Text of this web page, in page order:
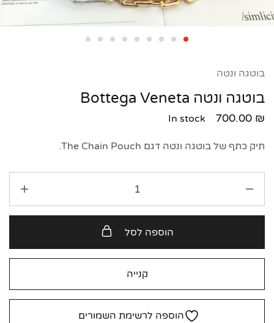
בוטגה ונטה
בוטגה ונטה Bottega Veneta
700.00 ₪
In stock
תיק כתף של בוטגה ונטה דגם The Chain Pouch.
הוספה לסל
קנייה
הוספה לרשימת השמורים